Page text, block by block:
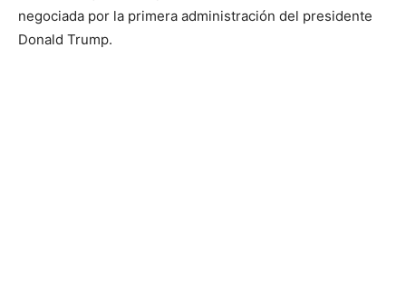
negociada por la primera administración del presidente
Donald Trump.